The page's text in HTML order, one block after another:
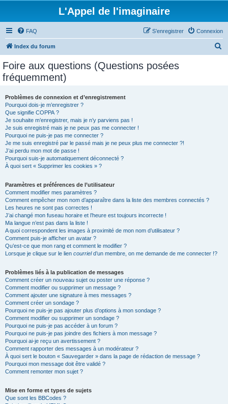
L'Appel de l'imaginaire
FAQ Connexion
S’enregistrer
Index du forum
Foire aux questions (Questions posées
fréquemment)
Problèmes de connexion et d’enregistrement
Pourquoi dois-je m’enregistrer ?
Que signifie COPPA ?
Je souhaite m’enregistrer, mais je n’y parviens pas !
Je suis enregistré mais je ne peux pas me connecter !
Pourquoi ne puis-je pas me connecter ?
Je me suis enregistré par le passé mais je ne peux plus me connecter ?!
J’ai perdu mon mot de passe !
Pourquoi suis-je automatiquement déconnecté ?
À quoi sert « Supprimer les cookies » ?
Paramètres et préférences de l’utilisateur
Comment modifier mes paramètres ?
Comment empêcher mon nom d’apparaître dans la liste des membres connectés ?
Les heures ne sont pas correctes !
J’ai changé mon fuseau horaire et l’heure est toujours incorrecte !
Ma langue n’est pas dans la liste !
A quoi correspondent les images à proximité de mon nom d’utilisateur ?
Comment puis-je afficher un avatar ?
Qu’est-ce que mon rang et comment le modifier ?
Lorsque je clique sur le lien courrield’un membre, on me demande de me connecter !?
Problèmes liés à la publication de messages
Comment créer un nouveau sujet ou poster une réponse ?
Comment modifier ou supprimer un message ?
Comment ajouter une signature à mes messages ?
Comment créer un sondage ?
Pourquoi ne puis-je pas ajouter plus d’options à mon sondage ?
Comment modifier ou supprimer un sondage ?
Pourquoi ne puis-je pas accéder à un forum ?
Pourquoi ne puis-je pas joindre des fichiers à mon message ?
Pourquoi ai-je reçu un avertissement ?
Comment rapporter des messages à un modérateur ?
À quoi sert le bouton « Sauvegarder » dans la page de rédaction de message ?
Pourquoi mon message doit être validé ?
Comment remonter mon sujet ?
Mise en forme et types de sujets
Que sont les BBCodes ?